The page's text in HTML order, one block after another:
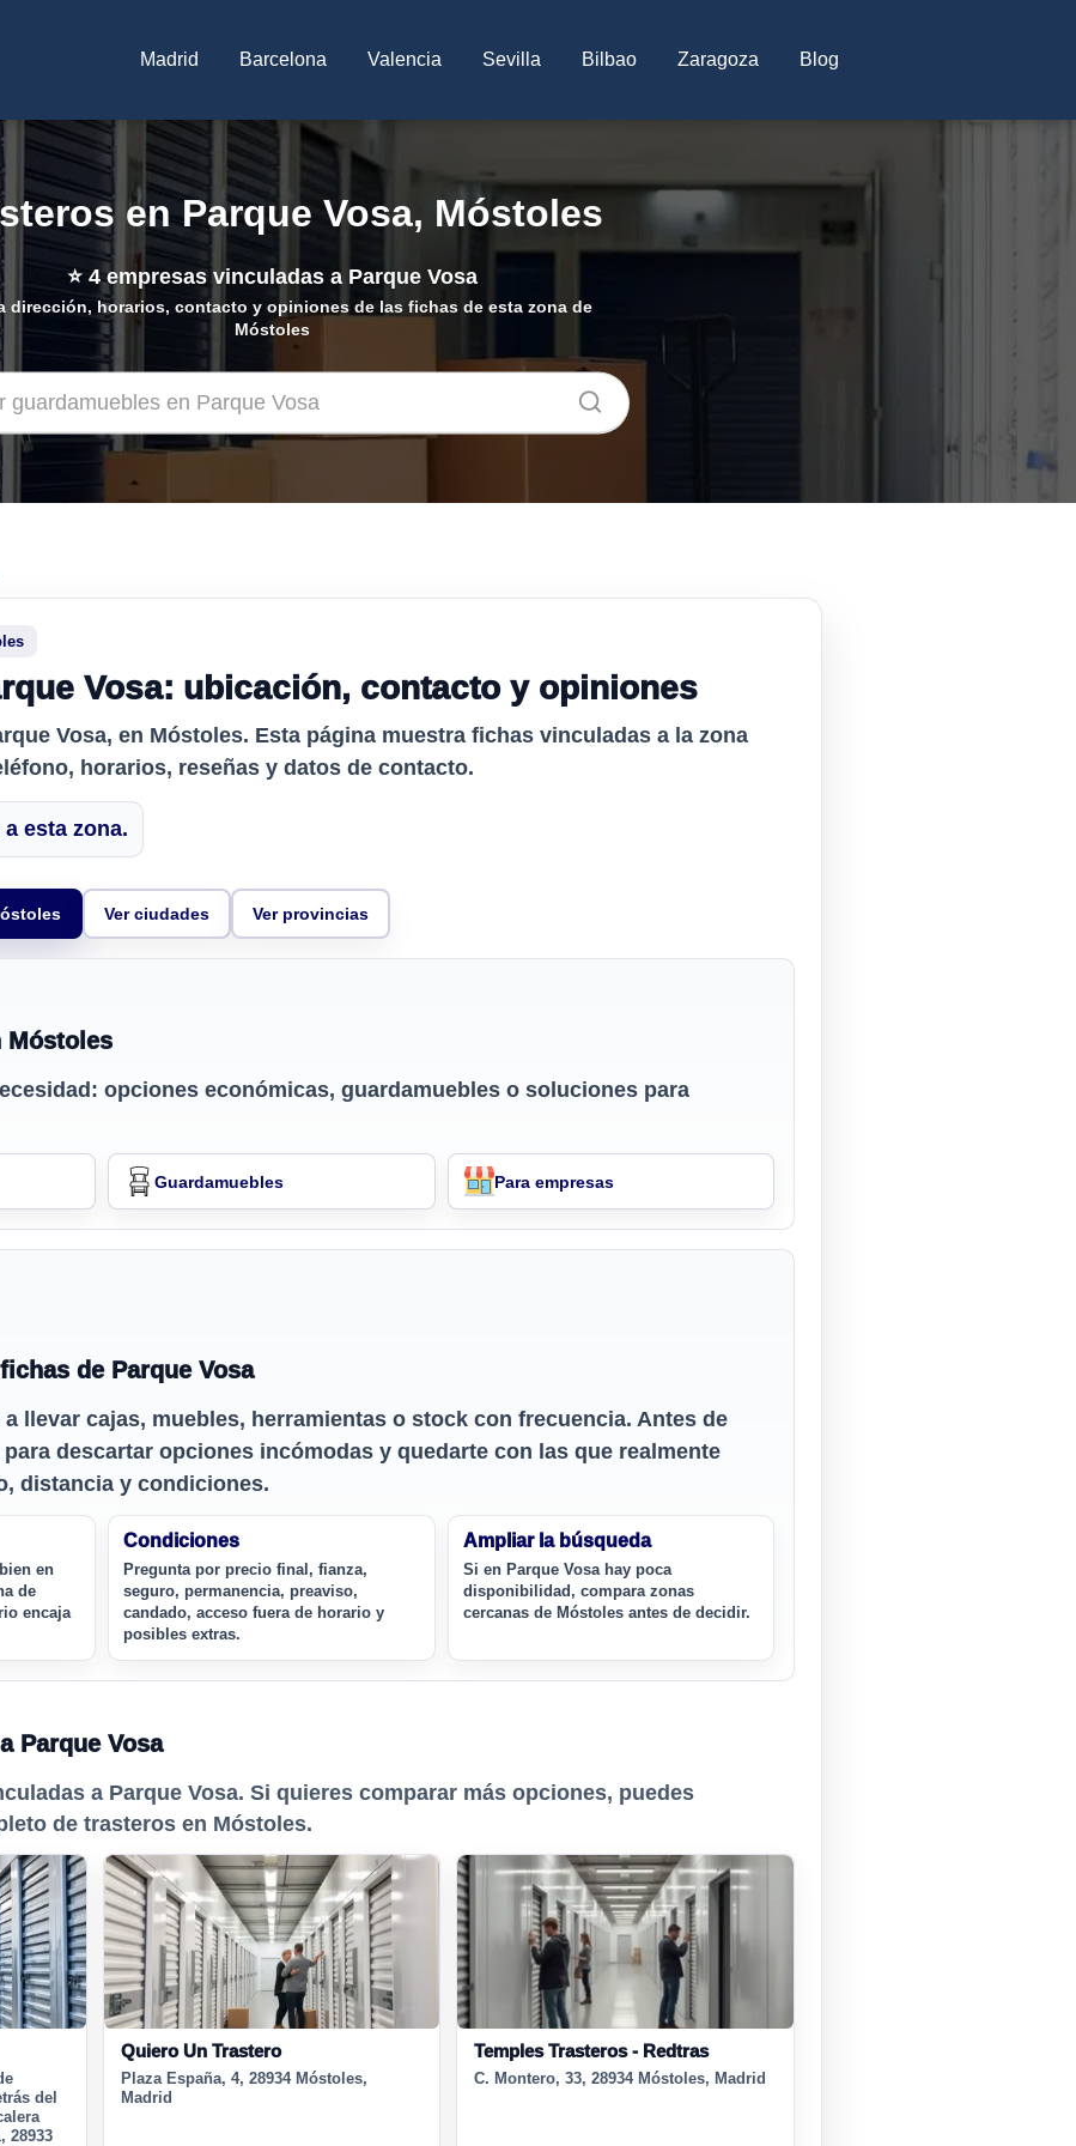
Madrid Barcelona Valencia Sevilla Bilbao Zaragoza Blog
en Parque Vosa, Móstoles
⭐ 4empresas vinculadas a Parque Vosa
dirección, horarios, contacto y opiniones de las fichas de esta zona de
Móstoles
Vosa: ubicación, contacto y opiniones
Vosa, en Móstoles. Esta página muestra fichas vinculadas a la zona
horarios, reseñas y datos de contacto.
esta zona.
Ver ciudades Ver provincias
Móstoles
opciones económicas, guardamuebles o soluciones para
Guardamuebles Para empresas
de Parque Vosa
llevar cajas, muebles, herramientas o stock con frecuencia. Antes de
descartar opciones incómodas y quedarte con las que realmente
distancia y condiciones.
en
de
encaja
Condiciones
Pregunta por precio final, fianza,
seguro, permanencia, preaviso,
candado, acceso fuera de horario y
posibles extras.
Ampliar la búsqueda
Si en Parque Vosa hay poca
disponibilidad, compara zonas
cercanas de Móstoles antes de decidir.
Parque Vosa
a Parque Vosa. Si quieres comparar más opciones, puedes
de trasteros en Móstoles.
del
28933
Quiero Un Trastero
Plaza España, 4, 28934 Móstoles,
Madrid
Temples Trasteros - Redtras
C. Montero, 33, 28934 Móstoles, Madrid